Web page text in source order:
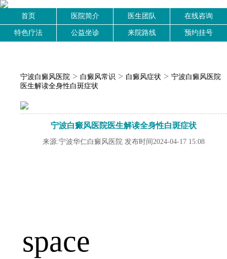
首页 医院简介 医生团队 在线咨询
特色疗法 公益坐诊 来院路线 预约挂号
宁波白癜风医院 > 白癜风常识 > 白癜风症状 > 宁波白癜风医院
医生解读全身性白斑症状
宁波白癜风医院医生解读全身性白斑症状
来源:宁波华仁白癜风医院 发布时间2024-04-17 15:08
space